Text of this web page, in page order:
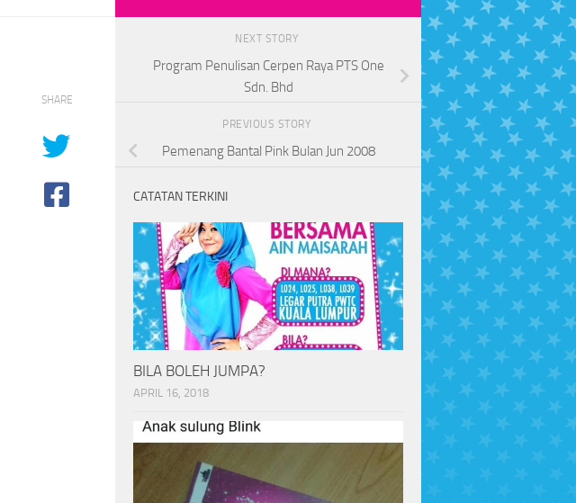
SHARE
NEXT STORY
Program Penulisan Cerpen Raya PTS One
Sdn. Bhd
PREVIOUS STORY
Pemenang Bantal Pink Bulan Jun 2008
CATATAN TERKINI
BILA BOLEH JUMPA?
APRIL 16, 2018